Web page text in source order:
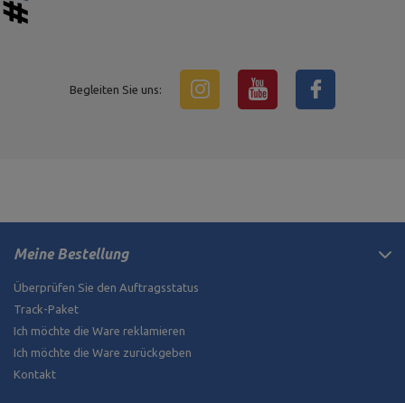
Begleiten Sie uns:
Meine Bestellung
Überprüfen Sie den Auftragsstatus
Track-Paket
Ich möchte die Ware reklamieren
Ich möchte die Ware zurückgeben
Kontakt